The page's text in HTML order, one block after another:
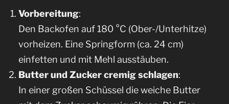
Vorbereitung:
Den Backofen auf 180 °C (Ober-/Unterhitze)
vorheizen. Eine Springform (ca. 24 cm)
einfetten und mit Mehl ausstäuben.
Butter und Zucker cremig schlagen:
In einer großen Schüssel die weiche Butter